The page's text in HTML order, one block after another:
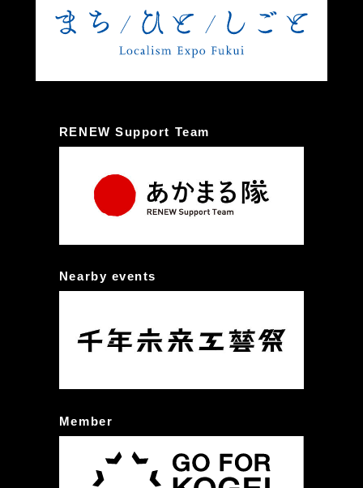
RENEW Support Team
Nearby events
Member